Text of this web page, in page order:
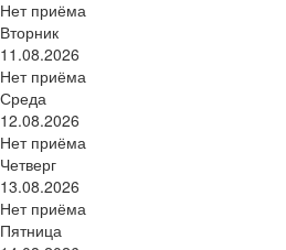
Нет приёма
Вторник
11.08.2026
Нет приёма
Среда
12.08.2026
Нет приёма
Четверг
13.08.2026
Нет приёма
Пятница